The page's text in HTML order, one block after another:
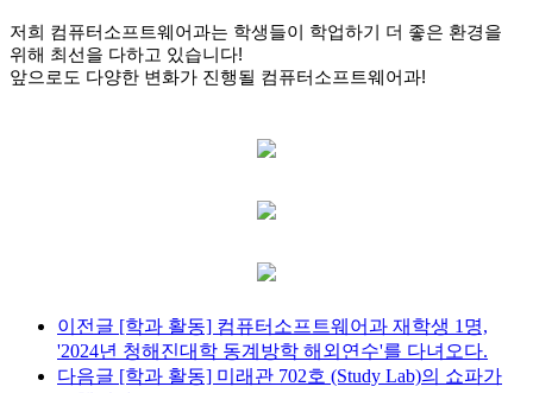
저희 컴퓨터소프트웨어과는 학생들이 학업하기 더 좋은 환경을
위해 최선을 다하고 있습니다!
앞으로도 다양한 변화가 진행될 컴퓨터소프트웨어과!
이전글 [학과 활동] 컴퓨터소프트웨어과 재학생 1명,
'2024년 청해진대학 동계방학 해외연수'를 다녀오다.
다음글 [학과 활동] 미래관 702호 (Study Lab)의 쇼파가